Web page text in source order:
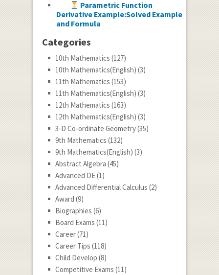
Parametric Function
Derivative Example:Solved Example
and Formula
Categories
10th Mathematics (127)
10th Mathematics(English) (3)
11th Mathematics (153)
11th Mathematics(English) (3)
12th Mathematics (163)
12th Mathematics(English) (3)
3-D Co-ordinate Geometry(35)
9th Mathematics (132)
9th Mathematics(English) (3)
Abstract Algebra (45)
Advanced DE(1)
Advanced Differential Calculus (2)
Award (9)
Biographies (6)
Board Exams (11)
Career(71)
Career Tips (118)
Child Develop (8)
Competitive Exams (11)